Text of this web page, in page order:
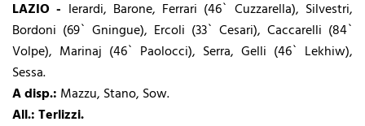
LAZIO - Ierardi, Barone, Ferrari (46` Cuzzarella), Silvestri,
Bordoni (69` Gningue), Ercoli (33` Cesari), Caccarelli (84`
Volpe), Marinaj (46` Paolocci), Serra, Gelli (46` Lekhiw),
Sessa.
A disp.: Mazzu, Stano, Sow.
All.: Terlizzi.